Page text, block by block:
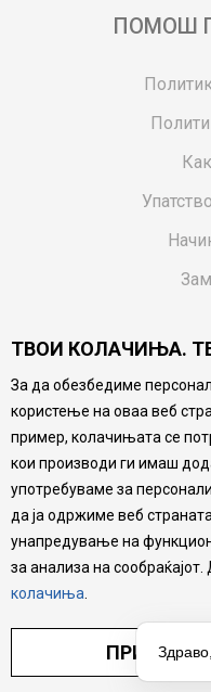
ПОМОШ
Настојуваме да
производите,
можеме да
комплетни и без
нашата понуда, но не
ТВОИ КОЛАЧИЊА.
За да обезбедиме
користење на оваа веб
пример, колачињата се
кои производи ги имаш
употребуваме за
да ја одржиме веб
унапредување на
за анализа на сообраќајот.
колачиња